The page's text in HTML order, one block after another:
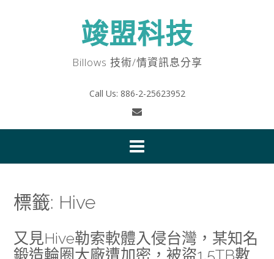
竣盟科技
Billows 技術/情資訊息分享
Call Us: 886-2-25623952
標籤: Hive
又見Hive勒索軟體入侵台灣，某知名
鍛造輪圈大廠遭加密，被盜1.5TB數